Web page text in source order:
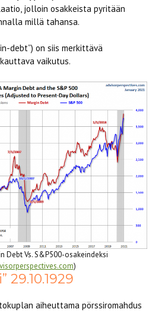
jolloin osakkeista pyritään
millä tahansa.
debt”) on siis merkittävä
vaikutus.
Debt Vs. S&P500-osakeindeksi
)
29.10.1929
aiheuttama pörssiromahdus